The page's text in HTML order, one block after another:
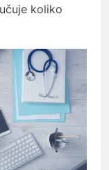
koliko